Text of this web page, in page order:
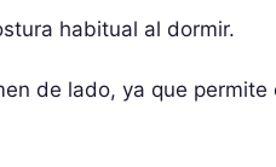
habitual al dormir.
de lado, ya que permite